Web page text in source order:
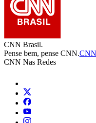
CNN Brasil.
Pense bem, pense CNN.
CNN Nas Redes